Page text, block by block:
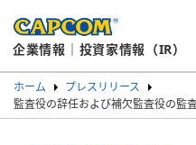
企業情報｜投資家情報（IR）
ホーム
プレスリリース
監査役の辞任および補欠監査役の監